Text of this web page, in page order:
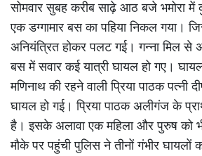
सोमवार सुबह करीब साढ़े आठ बजे भमोरा में
एक डग्गामार बस का पहिया निकल गया।
अनियंत्रित होकर पलट गई। गन्ना मिल से
बस में सवार कई यात्री घायल हो गए।
मणिनाथ की रहने वाली प्रिया पाठक पत्नी
घायल हो गई। प्रिया पाठक अलीगंज के
है। इसके अलावा एक महिला और पुरुष को
मौके पर पहुंची पुलिस ने तीनों गंभीर घायलों